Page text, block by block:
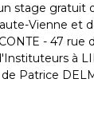
stage gratuit
Vienne et
- 47 rue
à
Patrice